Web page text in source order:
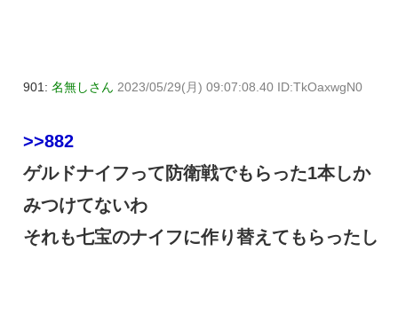
901: 名無しさん 2023/05/29(月) 09:07:08.40 ID:TkOaxwgN0
>>882
ゲルドナイフって防衛戦でもらった1本しか
みつけてないわ
それも七宝のナイフに作り替えてもらったし